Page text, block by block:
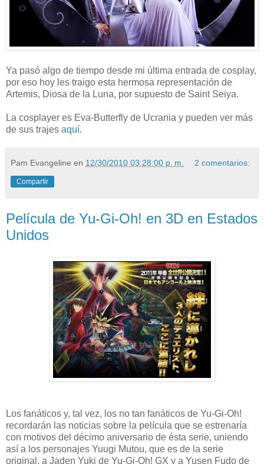
Ya pasó algo de tiempo desde mi última entrada de cosplay,
por eso hoy les traigo esta hermosa representación de
Artemis, Diosa de la Luna, por supuesto de Saint Seiya.
La cosplayer es Eva-Butterfly de Ucrania y pueden ver más
de sus trajes aquí.
Pam Evangeline en 12/30/2010 03:28:00 p. m. 2 comentarios:
Compartir
Película de Yu-Gi-Oh! en 3D en Estados
Unidos
Los fanáticos y, tal vez, los no tan fanáticos de Yu-Gi-Oh!
recordarán las noticias sobre la película que se estrenaría
con motivos del décimo aniversario de ésta serie, uniendo
así a los personajes Yuugi Mutou, que es de la serie
original, a Jaden Yuki de Yu-Gi-Oh! GX y a Yusen Fudo de